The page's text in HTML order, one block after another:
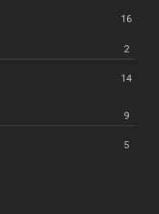
16
2
14
9
5